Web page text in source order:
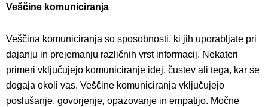
Veščine komuniciranja
Veščina komuniciranja so sposobnosti, ki jih uporabljate pri
dajanju in prejemanju različnih vrst informacij. Nekateri
primeri vključujejo komuniciranje idej, čustev ali tega, kar se
dogaja okoli vas. Veščine komuniciranja vključujejo
poslušanje, govorjenje, opazovanje in empatijo. Močne